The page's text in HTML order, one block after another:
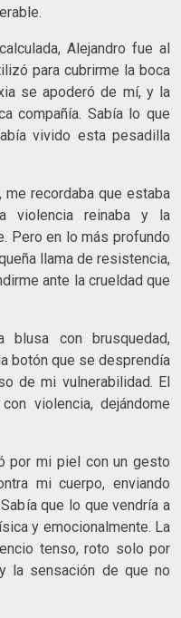
Alejandro fue al
para cubrirme la boca
se apoderó de mí, y la
compañía. Sabía lo que
vivido esta pesadilla
me recordaba que estaba
violencia reinaba y la
Pero en lo más profundo
llama de resistencia,
ante la crueldad que
con brusquedad,
botón que se desprendía
de mi vulnerabilidad. El
violencia, dejándome
por mi piel con un gesto
mi cuerpo, enviando
que lo que vendría a
y emocionalmente. La
tenso, roto solo por
la sensación de que no